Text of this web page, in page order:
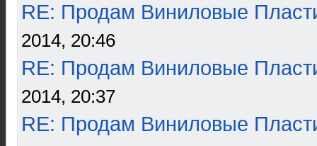
RE: Продам Виниловые
2014, 20:46
RE: Продам Виниловые
2014, 20:37
RE: Продам Виниловые